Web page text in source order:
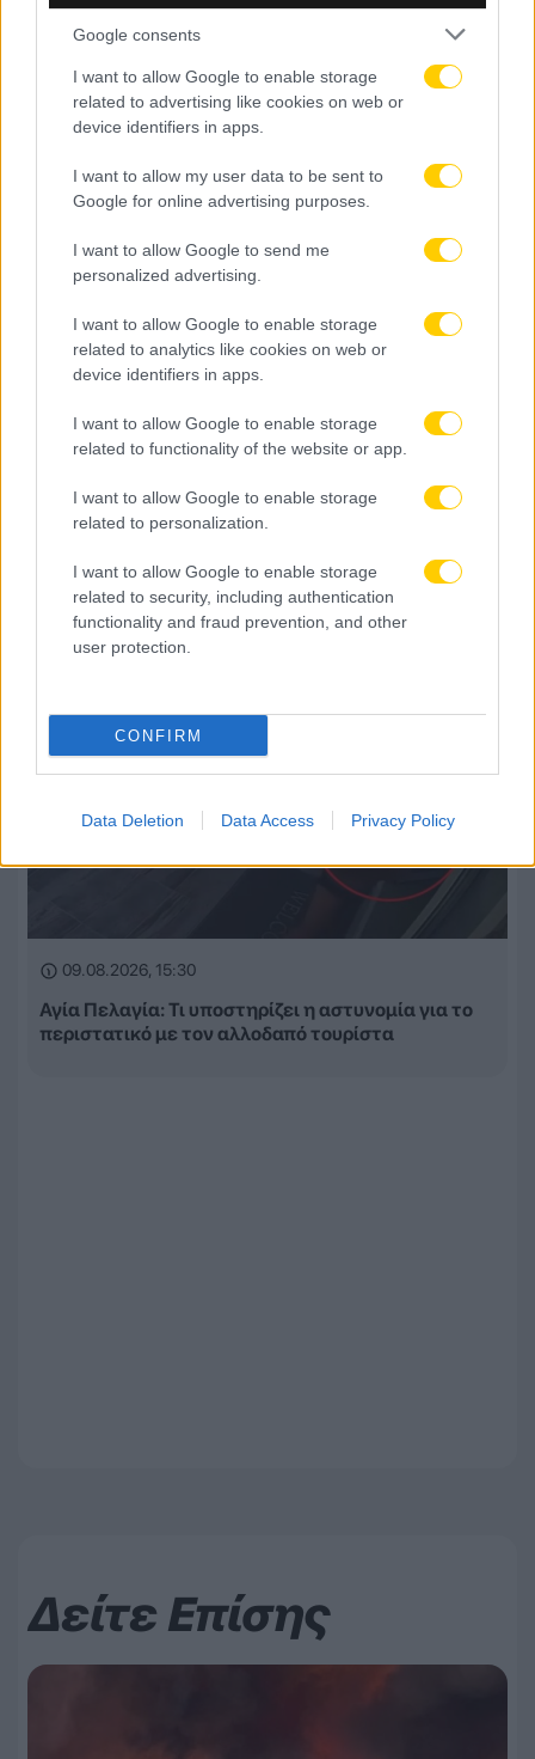
Google consents
I want to allow Google to enable storage
related to advertising like cookies on web or
device identifiers in apps.
I want to allow my user data to be sent to
Google for online advertising purposes.
I want to allow Google to send me
personalized advertising.
I want to allow Google to enable storage
related to analytics like cookies on web or
device identifiers in apps.
I want to allow Google to enable storage
related to functionality of the website or app.
I want to allow Google to enable storage
related to personalization.
I want to allow Google to enable storage
related to security, including authentication
functionality and fraud prevention, and other
user protection.
CONFIRM
Data Deletion Data Access Privacy Policy
Αυστραλία: Πολίτες της χώρας οι πρώην διεθνείς
του Ιράν Πασαντιντέ και Ραμεζανιζαντέ
09.08.2026, 15:30
Αγία Πελαγία: Τι υποστηρίζει η αστυνομία για το
περιστατικό με τον αλλοδαπό τουρίστα
Δείτε Επίσης